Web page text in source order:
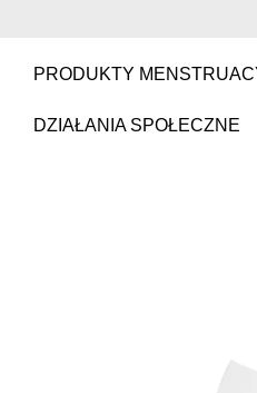
PRODUKTY
DZIAŁANIA SPOŁECZNE